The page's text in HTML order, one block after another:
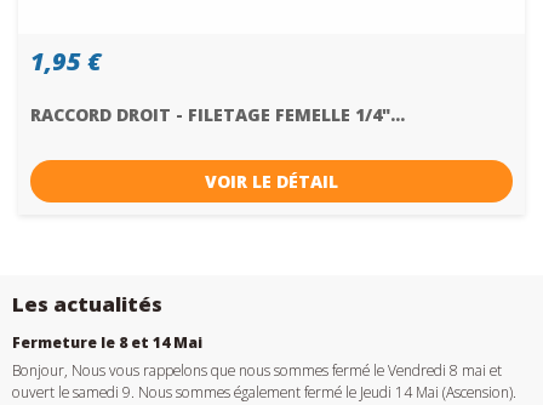
1,95 €
RACCORD DROIT - FILETAGE FEMELLE 1/4"...
VOIR LE DÉTAIL
Les actualités
Fermeture le 8 et 14 Mai
Bonjour, Nous vous rappelons que nous sommes fermé le Vendredi 8 mai et
ouvert le samedi 9. Nous sommes également fermé le Jeudi 14 Mai (Ascension).